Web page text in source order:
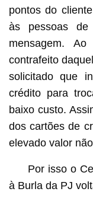
pontos do
às pessoas
mensagem.
contrafeito
solicitado que
crédito para
baixo custo.
dos cartões de
elevado valor
Por isso o
à Burla da PJ